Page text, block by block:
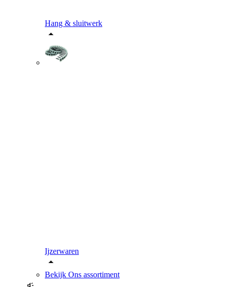
Hang & sluitwerk
Ijzerwaren
Bekijk Ons assortiment